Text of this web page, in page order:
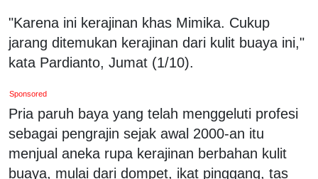
"Karena ini kerajinan khas Mimika. Cukup
jarang ditemukan kerajinan dari kulit buaya ini,"
kata Pardianto, Jumat (1/10).
Sponsored
Pria paruh baya yang telah menggeluti profesi
sebagai pengrajin sejak awal 2000-an itu
menjual aneka rupa kerajinan berbahan kulit
buaya, mulai dari dompet, ikat pinggang, tas